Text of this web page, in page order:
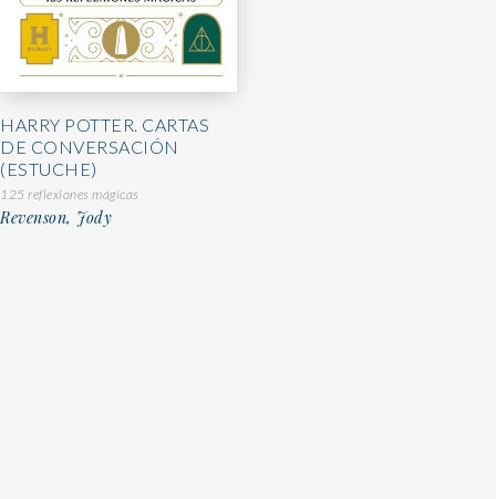
HARRY POTTER. CARTAS
DE CONVERSACIÓN
(ESTUCHE)
125 reflexiones mágicas
Revenson, Jody